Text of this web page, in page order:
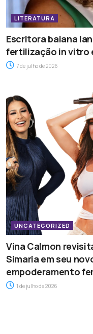
LITERATURA
Escritora baiana
fertilização in vitro
7 de julho de 2026
UNCATEGORIZED
Vina Calmon
Simaria em seu
empoderamento
1 de julho de 2026